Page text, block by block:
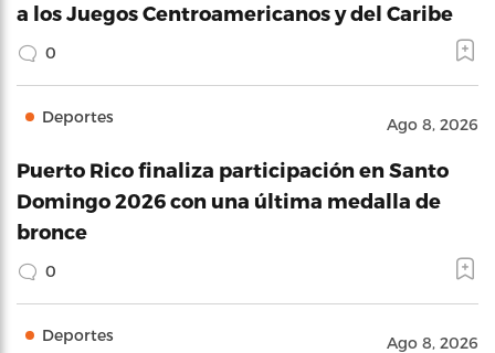
a los Juegos Centroamericanos y del Caribe
0
Deportes Ago 8, 2026
Puerto Rico finaliza participación en Santo
Domingo 2026 con una última medalla de
bronce
0
Deportes Ago 8, 2026